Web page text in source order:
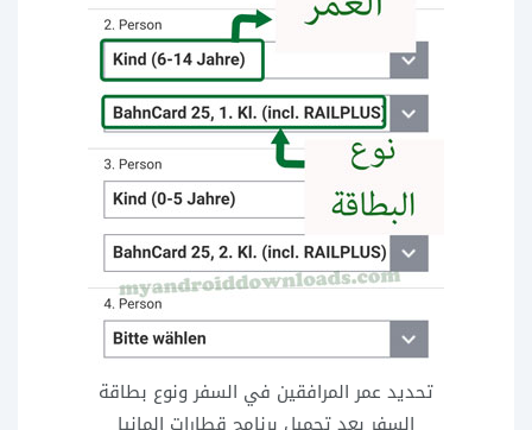
تحديد عمر المرافقين في السفر ونوع بطاقة